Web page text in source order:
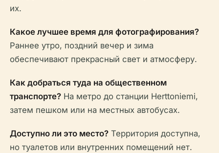
их.
Какое лучшее время для фотографирования?
Раннее утро, поздний вечер и зима
обеспечивают прекрасный свет и атмосферу.
Как добраться туда на общественном
транспорте? На метро до станции Herttoniemi,
затем пешком или на местных автобусах.
Доступно ли это место? Территория доступна,
но туалетов или внутренних помещений нет.